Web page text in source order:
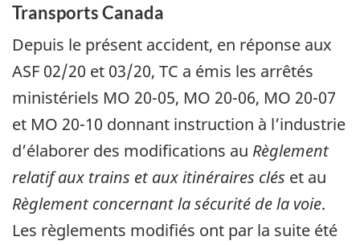
Transports Canada
Depuis le présent accident, en réponse aux
ASF 02/20 et 03/20, TC a émis les arrêtés
ministériels MO 20-05, MO 20-06, MO 20-07
et MO 20-10 donnant instruction à l’industrie
d’élaborer des modifications au Règlement
relatif aux trains et aux itinéraires clés et au
Règlement concernant la sécurité de la voie.
Les règlements modifiés ont par la suite été